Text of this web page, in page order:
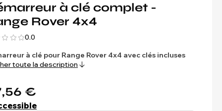
à clé complet -
Rover 4x4
0.0
à clé pour Range Rover 4x4 avec clés incluses
toute la description
€